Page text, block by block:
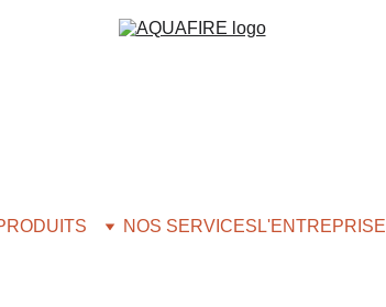
NOS SERVICES L'ENTREPRISE